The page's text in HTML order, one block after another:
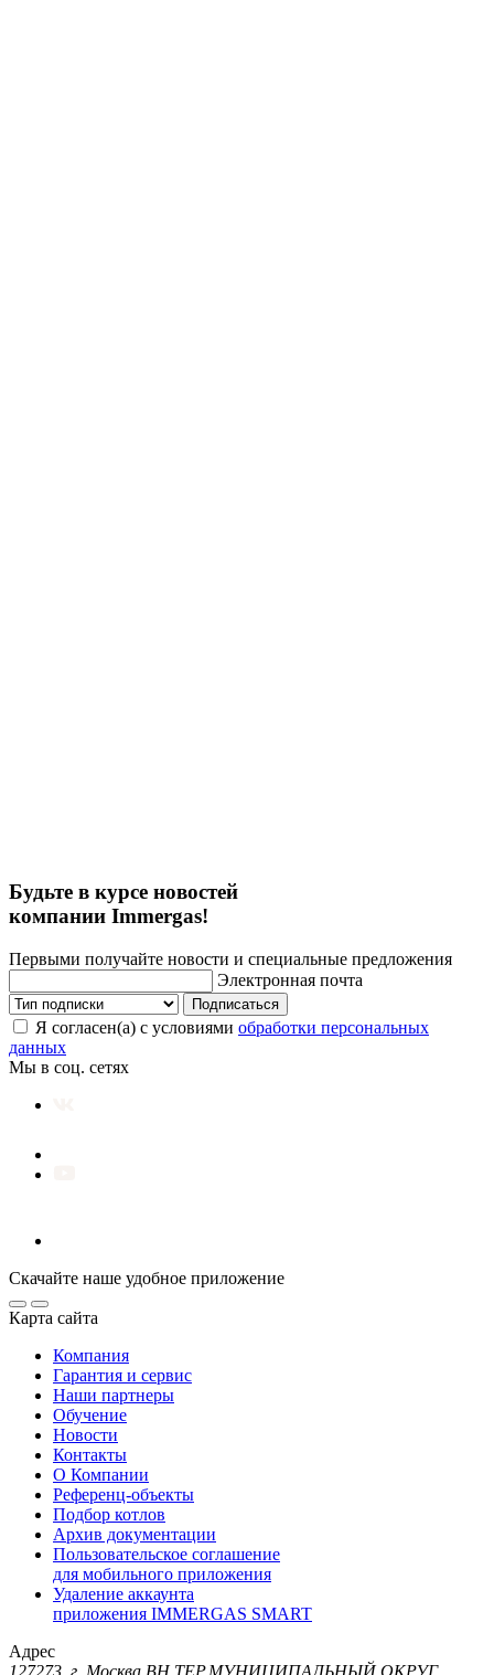
Будьте в курсе новостей
компании Immergas!
Первыми получайте новости и специальные предложения
Электронная почта
Подписаться
Я согласен(а) с условиями обработки персональных
данных
Мы в соц. сетях
Скачайте наше удобное приложение
Карта сайта
Компания
Гарантия и сервис
Наши партнеры
Обучение
Новости
Контакты
О Компании
Референц-объекты
Подбор котлов
Архив документации
Пользовательское соглашение
для мобильного приложения
Удаление аккаунта
приложения IMMERGAS SMART
Адрес
127273, г. Москва ВН.ТЕР.МУНИЦИПАЛЬНЫЙ ОКРУГ